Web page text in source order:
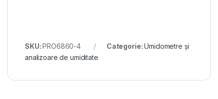
SKU:PRO6860-4 Categorie:Umidometre și
analizoare de umiditate